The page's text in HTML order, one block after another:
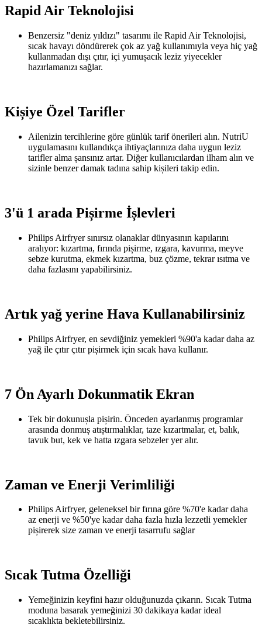
Rapid Air Teknolojisi
Benzersiz "deniz yıldızı" tasarımı ile Rapid Air Teknolojisi,
sıcak havayı döndürerek çok az yağ kullanımıyla veya hiç yağ
kullanmadan dışı çıtır, içi yumușacık leziz yiyecekler
hazırlamanızı sağlar.
Kișiye Özel Tarifler
Ailenizin tercihlerine göre günlük tarif önerileri alın. NutriU
uygulamasını kullandıkça ihtiyaçlarınıza daha uygun leziz
tarifler alma șansınız artar. Diğer kullanıcılardan ilham alın ve
sizinle benzer damak tadına sahip kișileri takip edin.
3'ü 1 arada Pișirme İșlevleri
Philips Airfryer sınırsız olanaklar dünyasının kapılarını
aralıyor: kızartma, fırında pișirme, ızgara, kavurma, meyve
sebze kurutma, ekmek kızartma, buz çözme, tekrar ısıtma ve
daha fazlasını yapabilirsiniz.
Artık yağ yerine Hava Kullanabilirsiniz
Philips Airfryer, en sevdiğiniz yemekleri %90'a kadar daha az
yağ ile çıtır çıtır pișirmek için sıcak hava kullanır.
7 Ön Ayarlı Dokunmatik Ekran
Tek bir dokunușla pișirin. Önceden ayarlanmıș programlar
arasında donmuș atıștırmalıklar, taze kızartmalar, et, balık,
tavuk but, kek ve hatta ızgara sebzeler yer alır.
Zaman ve Enerji Verimliliği
Philips Airfryer, geleneksel bir fırına göre %70'e kadar daha
az enerji ve %50'ye kadar daha fazla hızla lezzetli yemekler
pișirerek size zaman ve enerji tasarrufu sağlar
Sıcak Tutma Özelliği
Yemeğinizin keyfini hazır olduğunuzda çıkarın. Sıcak Tutma
moduna basarak yemeğinizi 30 dakikaya kadar ideal
sıcaklıkta bekletebilirsiniz.